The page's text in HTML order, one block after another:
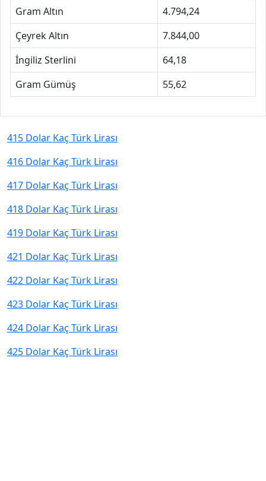
Gram Altın
4.794,24
Çeyrek Altın
7.844,00
İngiliz Sterlini
64,18
Gram Gümüş
55,62
415 Dolar Kaç Türk Lirası
416 Dolar Kaç Türk Lirası
417 Dolar Kaç Türk Lirası
418 Dolar Kaç Türk Lirası
419 Dolar Kaç Türk Lirası
421 Dolar Kaç Türk Lirası
422 Dolar Kaç Türk Lirası
423 Dolar Kaç Türk Lirası
424 Dolar Kaç Türk Lirası
425 Dolar Kaç Türk Lirası